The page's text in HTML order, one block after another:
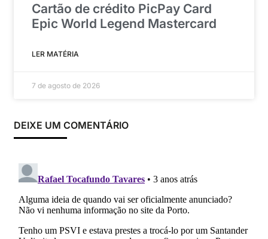
Cartão de crédito PicPay Card
Epic World Legend Mastercard
LER MATÉRIA
7 de agosto de 2026
DEIXE UM COMENTÁRIO